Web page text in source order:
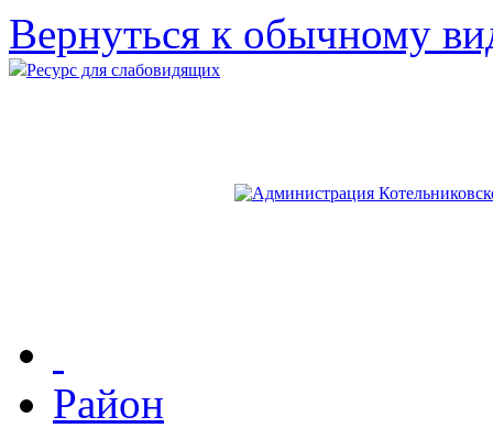
Вернуться к обычному
Ресурс для слабовидящих
Район